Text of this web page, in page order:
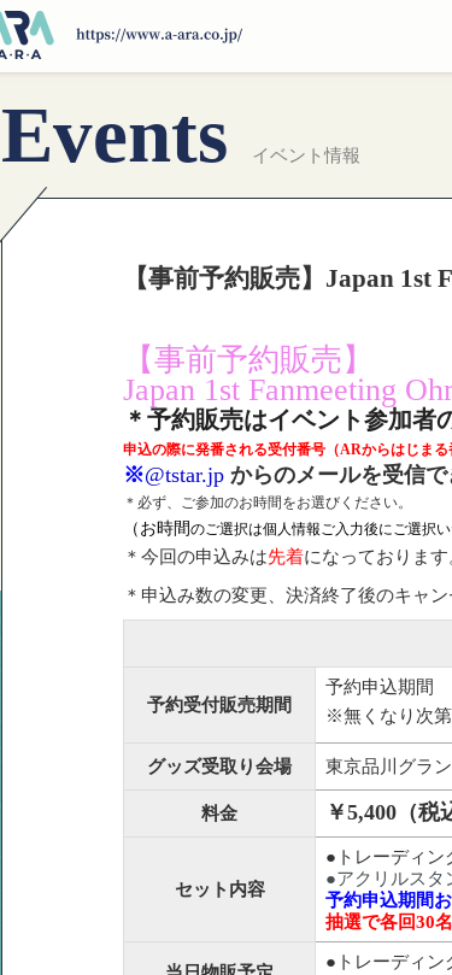
Events イベント情報
【事前予約販売】Japan
【事前予約販売】
Japan 1st Fanmeeting
＊予約販売はイベント参加者
申込の際に発番される受付番号（ARからはじま
※@tstar.jp からのメールを受信
＊必ず、ご参加のお時間をお選びください。
（お時間のご選択は個人情報ご入力後にご選択
＊今回の申込みは先着になっております
＊申込み数の変更、決済終了後のキャン
予約受付販売期間
予約申込期間
※無くなり次
グッズ受取り会場 東京品川グラ
料金 ￥5,400（税
セット内容
●トレーディ
●アクリルス
予約申込期間
抽選で各回30
●トレーディ